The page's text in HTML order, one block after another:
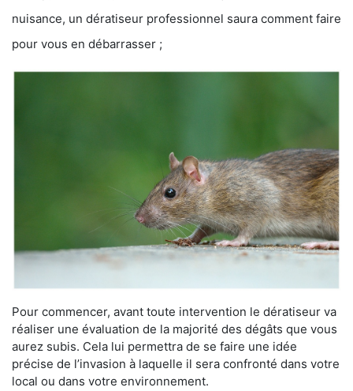
nuisance, un dératiseur professionnel saura comment faire
pour vous en débarrasser ;
Pour commencer, avant toute intervention le dératiseur va
réaliser une évaluation de la majorité des dégâts que vous
aurez subis. Cela lui permettra de se faire une idée
précise de l’invasion à laquelle il sera confronté dans votre
local ou dans votre environnement.